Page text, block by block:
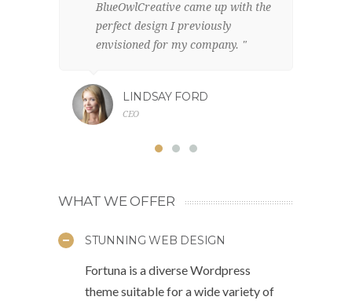
BlueOwlCreative came up with the
perfect design I previously
envisioned for my company. "
LINDSAY FORD
CEO
WHAT WE OFFER
STUNNING WEB DESIGN
Fortuna is a diverse Wordpress
theme suitable for a wide variety of